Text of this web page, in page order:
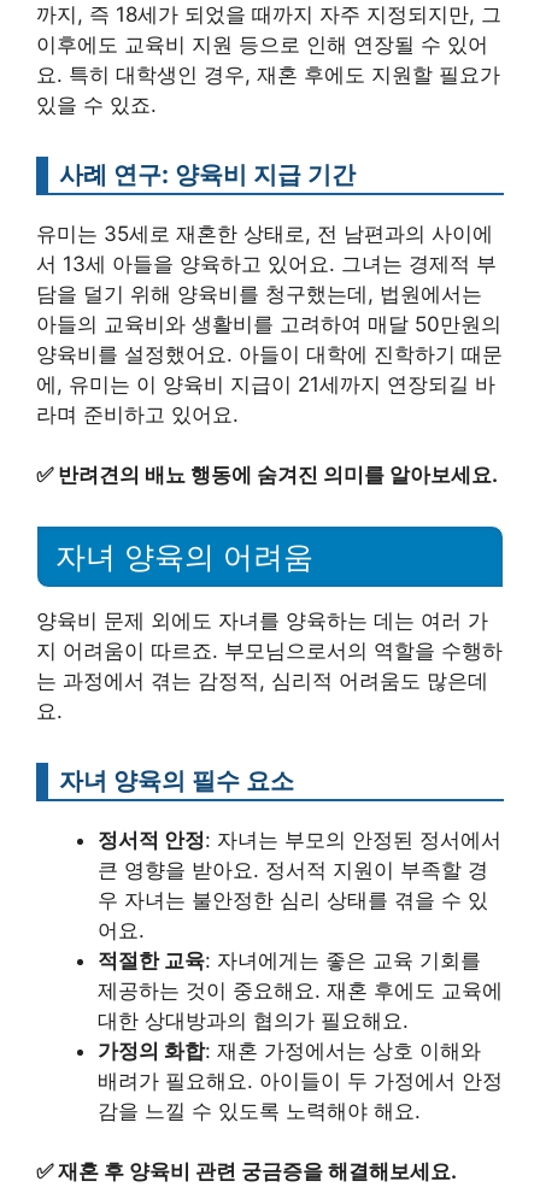
까지, 즉 18세가 되었을 때까지 자주 지정되지만, 그
이후에도 교육비 지원 등으로 인해 연장될 수 있어
요. 특히 대학생인 경우, 재혼 후에도 지원할 필요가
있을 수 있죠.
사례 연구: 양육비 지급 기간
유미는 35세로 재혼한 상태로, 전 남편과의 사이에
서 13세 아들을 양육하고 있어요. 그녀는 경제적 부
담을 덜기 위해 양육비를 청구했는데, 법원에서는
아들의 교육비와 생활비를 고려하여 매달 50만원의
양육비를 설정했어요. 아들이 대학에 진학하기 때문
에, 유미는 이 양육비 지급이 21세까지 연장되길 바
라며 준비하고 있어요.
✅ 반려견의 배뇨 행동에 숨겨진 의미를 알아보세요.
자녀 양육의 어려움
양육비 문제 외에도 자녀를 양육하는 데는 여러 가
지 어려움이 따르죠. 부모님으로서의 역할을 수행하
는 과정에서 겪는 감정적, 심리적 어려움도 많은데
요.
자녀 양육의 필수 요소
정서적 안정: 자녀는 부모의 안정된 정서에서
큰 영향을 받아요. 정서적 지원이 부족할 경
우 자녀는 불안정한 심리 상태를 겪을 수 있
어요.
적절한 교육: 자녀에게는 좋은 교육 기회를
제공하는 것이 중요해요. 재혼 후에도 교육에
대한 상대방과의 협의가 필요해요.
가정의 화합: 재혼 가정에서는 상호 이해와
배려가 필요해요. 아이들이 두 가정에서 안정
감을 느낄 수 있도록 노력해야 해요.
✅재혼 후 양육비 관련 궁금증을 해결해보세요.